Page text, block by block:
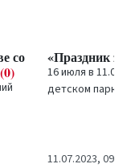
со
(0)
«Праздник
16 июля в 11.00
детском парке
11.07.2023, 09:18